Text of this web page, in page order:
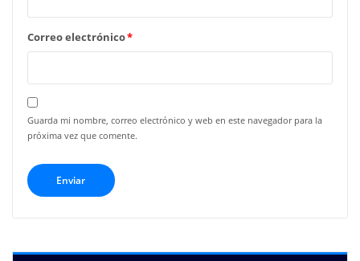
Correo electrónico*
Guarda mi nombre, correo electrónico y web en este navegador para la
próxima vez que comente.